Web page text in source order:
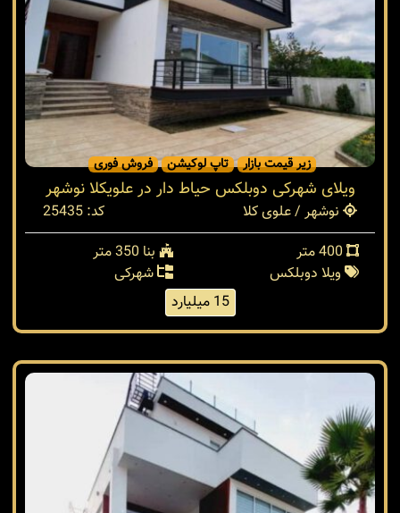
زیر قیمت بازار تاپ لوکیشن فروش فوری
ویلای شهرکی دوبلکس حیاط دار در علویکلا نوشهر
نوشهر / علوی کلا
کد: 25435
بنا 350 متر
ویلا دوبلکس
شهرکی
15 میلیارد